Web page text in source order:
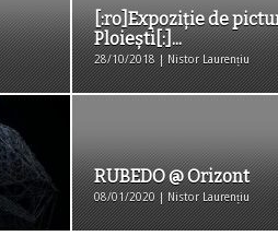
[:ro]Expoziție de
Ploiești[:]...
28/10/2018 | Nistor Laurențiu
RUBEDO @ Orizont
08/01/2020 | Nistor Laurențiu